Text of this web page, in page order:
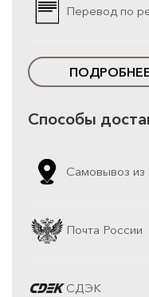
Перевод по
Способы
Самовывоз
Почта России
СДЭК